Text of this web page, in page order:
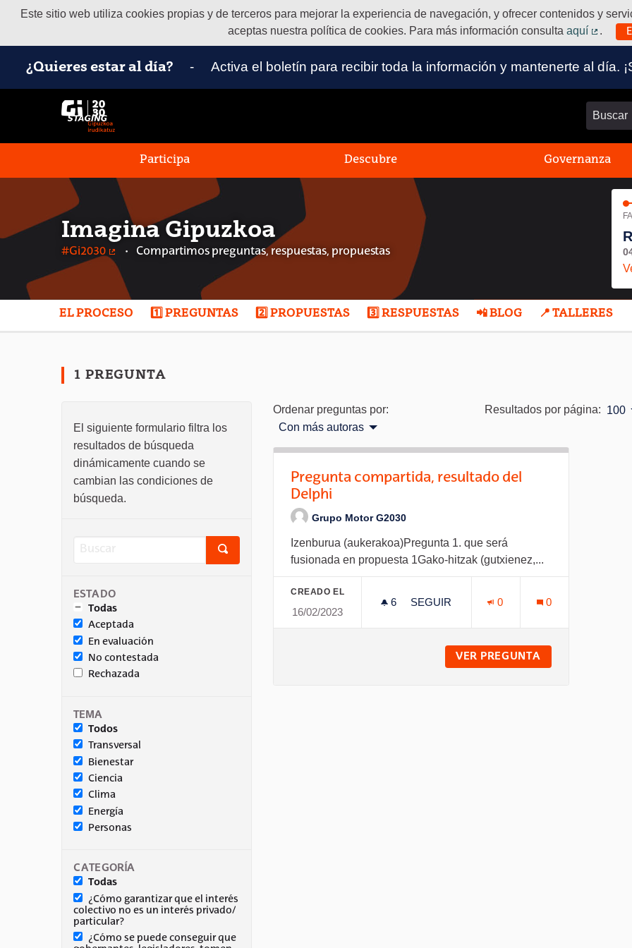
Este sitio web utiliza cookies propias y de terceros para mejorar la experiencia de navegación, y ofrecer contenidos y
aceptas nuestra política de cookies. Para más información consulta aquí
.
¿Quieres estar al día? - Activa el boletín para recibir toda la información y mantenerte al día.
Buscar
Participa Descubre Governanza
Imagina Gipuzkoa
#Gi2030
(Enlace externo)
Compartimos preguntas, respuestas, propuestas
EL PROCESO 1️⃣ PREGUNTAS 2️⃣ PROPUESTAS 3️⃣ RESPUESTAS 📲 BLOG 📍 TALLERES
1 PREGUNTA
El siguiente formulario filtra los
resultados de búsqueda
dinámicamente cuando se
cambian las condiciones de
búsqueda.
ESTADO
Todas
Aceptada
En evaluación
No contestada
Rechazada
TEMA
Todos
Transversal
Bienestar
Ciencia
Clima
Energía
Personas
CATEGORÍA
Todas
¿Cómo garantizar que el interés
colectivo no es un interés privado/
particular?
¿Cómo se puede conseguir que
Ordenar preguntas por:
Con más autoras
Resultados por página: 100
Pregunta compartida, resultado del
Delphi
Grupo Motor G2030
Izenburua (aukerakoa)Pregunta 1. que será
fusionada en propuesta 1Gako-hitzak (gutxienez,...
CREADO EL
16/02/2023
6 6 SEGUIDORAS
SEGUIR
0 0
VER PREGUNTA